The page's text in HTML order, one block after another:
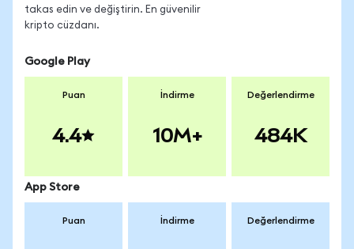
takas edin ve değiştirin. En güvenilir
kripto cüzdanı.
Google Play
Puan
4.4
İndirme
10M+
Değerlendirme
484K
App Store
Puan İndirme Değerlendirme